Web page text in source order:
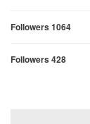
Followers 1064
Followers 428